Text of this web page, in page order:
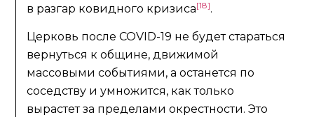
в разгар ковидного кризиса[18].
Церковь после COVID-19 не будет стараться
вернуться к общине, движимой
массовыми событиями, а останется по
соседству и умножится, как только
вырастет за пределами окрестности. Это